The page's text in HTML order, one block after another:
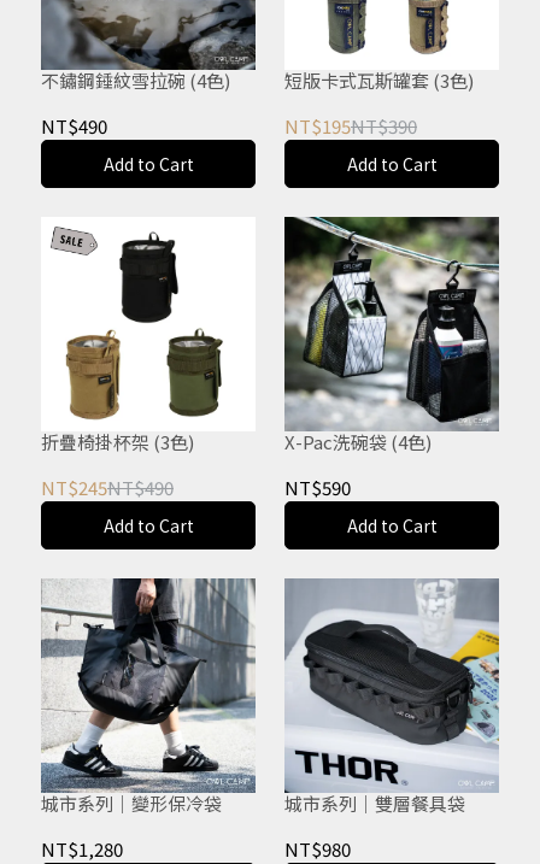
不鏽鋼錘紋雪拉碗 (4色)
NT$490
Add to Cart
短版卡式瓦斯罐套 (3色)
NT$195NT$390
Add to Cart
折疊椅掛杯架 (3色)
NT$245NT$490
Add to Cart
X-Pac洗碗袋 (4色)
NT$590
Add to Cart
城市系列｜變形保冷袋
NT$1,280
城市系列｜雙層餐具袋
NT$980